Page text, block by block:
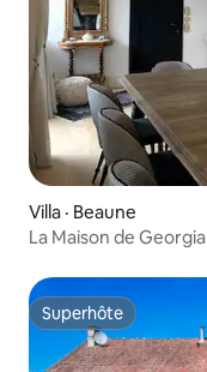
Villa · Beaune
La Maison de Georgia
Superhôte
Superhôte